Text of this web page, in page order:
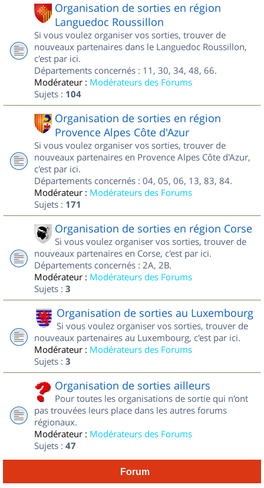
Organisation de sorties en région
Languedoc Roussillon
Si vous voulez organiser vos sorties, trouver de
nouveaux partenaires dans le Languedoc Roussillon,
c'est par ici.
Départements concernés : 11, 30, 34, 48, 66.
Modérateur : Modérateurs des Forums
Sujets : 104
Organisation de sorties en région
Provence Alpes Côte d'Azur
Si vous voulez organiser vos sorties, trouver de
nouveaux partenaires en Provence Alpes Côte d'Azur,
c'est par ici.
Départements concernés : 04, 05, 06, 13, 83, 84.
Modérateur : Modérateurs des Forums
Sujets : 171
Organisation de sorties en région Corse
Si vous voulez organiser vos sorties, trouver de
nouveaux partenaires en Corse, c'est par ici.
Départements concernés : 2A, 2B.
Modérateur : Modérateurs des Forums
Sujets : 3
Organisation de sorties au Luxembourg
Si vous voulez organiser vos sorties, trouver de
nouveaux partenaires au Luxembourg, c'est par ici.
Modérateur : Modérateurs des Forums
Sujets : 3
Organisation de sorties ailleurs
Pour toutes les organisations de sortie qui n'ont
pas trouvées leurs place dans les autres forums
régionaux.
Modérateur : Modérateurs des Forums
Sujets : 47
Forum